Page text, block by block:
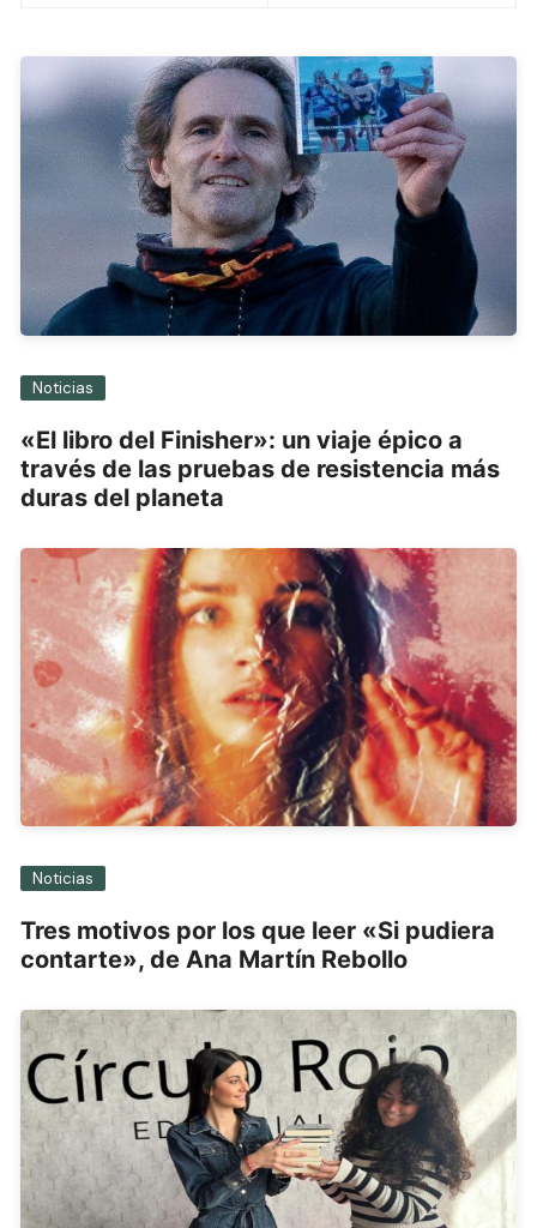
Noticias
«El libro del Finisher»: un viaje épico a
través de las pruebas de resistencia más
duras del planeta
Noticias
Tres motivos por los que leer «Si pudiera
contarte», de Ana Martín Rebollo